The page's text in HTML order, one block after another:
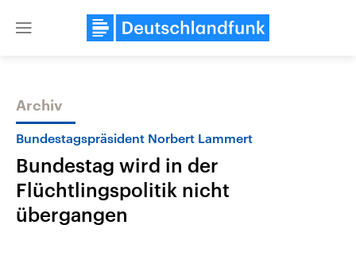
Close
Themen
Archiv
Bundestagspräsident Norbert Lammert
Bundestag wird in der
Flüchtlingspolitik nicht
übergangen